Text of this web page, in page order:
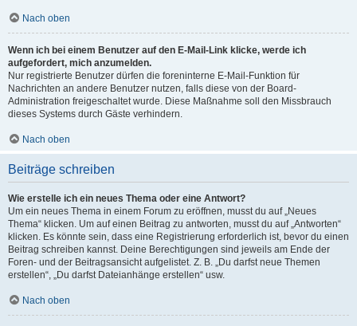
Nach oben
Wenn ich bei einem Benutzer auf den E-Mail-Link klicke, werde ich
aufgefordert, mich anzumelden.
Nur registrierte Benutzer dürfen die foreninterne E-Mail-Funktion für
Nachrichten an andere Benutzer nutzen, falls diese von der Board-
Administration freigeschaltet wurde. Diese Maßnahme soll den Missbrauch
dieses Systems durch Gäste verhindern.
Nach oben
Beiträge schreiben
Wie erstelle ich ein neues Thema oder eine Antwort?
Um ein neues Thema in einem Forum zu eröffnen, musst du auf „Neues
Thema“ klicken. Um auf einen Beitrag zu antworten, musst du auf „Antworten“
klicken. Es könnte sein, dass eine Registrierung erforderlich ist, bevor du einen
Beitrag schreiben kannst. Deine Berechtigungen sind jeweils am Ende der
Foren- und der Beitragsansicht aufgelistet. Z. B. „Du darfst neue Themen
erstellen“, „Du darfst Dateianhänge erstellen“ usw.
Nach oben